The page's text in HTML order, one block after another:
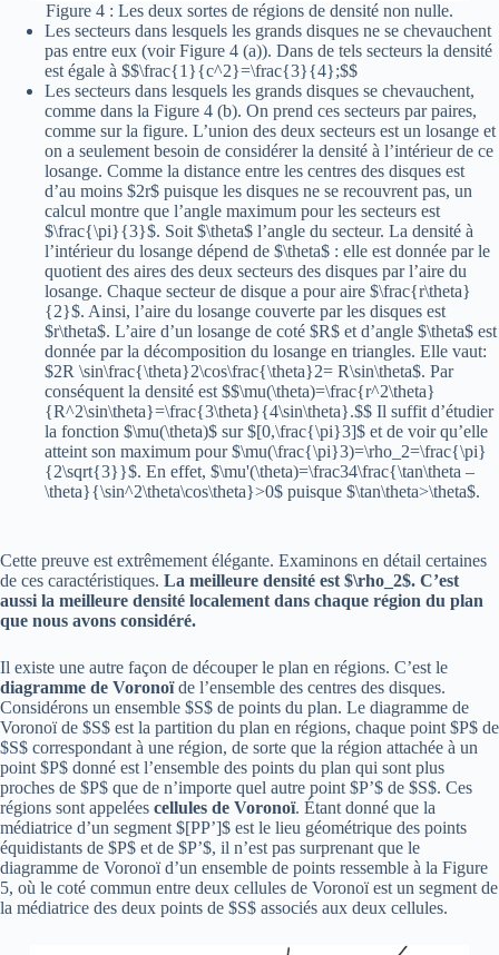
Figure 4 : Les deux sortes de régions de densité non nulle.
Les secteurs dans lesquels les grands disques ne se chevauchent
pas entre eux (voir Figure 4 (a)). Dans de tels secteurs la densité
est égale à $$\frac{1}{c^2}=\frac{3}{4};$$
Les secteurs dans lesquels les grands disques se chevauchent,
comme dans la Figure 4 (b). On prend ces secteurs par paires,
comme sur la figure. L’union des deux secteurs est un losange et
on a seulement besoin de considérer la densité à l’intérieur de ce
losange. Comme la distance entre les centres des disques est
d’au moins $2r$ puisque les disques ne se recouvrent pas, un
calcul montre que l’angle maximum pour les secteurs est
$\frac{\pi}{3}$. Soit $\theta$ l’angle du secteur. La densité à
l’intérieur du losange dépend de $\theta$ : elle est donnée par le
quotient des aires des deux secteurs des disques par l’aire du
losange. Chaque secteur de disque a pour aire $\frac{r\theta}
{2}$. Ainsi, l’aire du losange couverte par les disques est
$r\theta$. L’aire d’un losange de coté $R$ et d’angle $\theta$ est
donnée par la décomposition du losange en triangles. Elle vaut:
$2R \sin\frac{\theta}2\cos\frac{\theta}2= R\sin\theta$. Par
conséquent la densité est $$\mu(\theta)=\frac{r^2\theta}
{R^2\sin\theta}=\frac{3\theta}{4\sin\theta}.$$ Il suffit d’étudier
la fonction $\mu(\theta)$ sur $[0,\frac{\pi}3]$ et de voir qu’elle
atteint son maximum pour $\mu(\frac{\pi}3)=\rho_2=\frac{\pi}
{2\sqrt{3}}$. En effet, $\mu'(\theta)=\frac34\frac{\tan\theta –
\theta}{\sin^2\theta\cos\theta}>0$ puisque $\tan\theta>\theta$.
Cette preuve est extrêmement élégante. Examinons en détail certaines
de ces caractéristiques. La meilleure densité est $\rho_2$. C’est
aussi la meilleure densité localement dans chaque région du plan
que nous avons considéré.
Il existe une autre façon de découper le plan en régions. C’est le
diagramme de Voronoïde l’ensemble des centres des disques.
Considérons un ensemble $S$ de points du plan. Le diagramme de
Voronoï de $S$ est la partition du plan en régions, chaque point $P$ de
$S$ correspondant à une région, de sorte que la région attachée à un
point $P$ donné est l’ensemble des points du plan qui sont plus
proches de $P$ que de n’importe quel autre point $P’$ de $S$. Ces
régions sont appelées cellules de Voronoï. Étant donné que la
médiatrice d’un segment $[PP’]$ est le lieu géométrique des points
équidistants de $P$ et de $P’$, il n’est pas surprenant que le
diagramme de Voronoï d’un ensemble de points ressemble à la Figure
5, où le coté commun entre deux cellules de Voronoï est un segment de
la médiatrice des deux points de $S$ associés aux deux cellules.